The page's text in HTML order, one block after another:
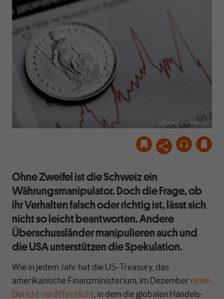
istock.com/Valeriya
Ohne Zweifel ist die Schweiz ein
Währungsmanipulator. Doch die Frage, ob
ihr Verhalten falsch oder richtig ist, lässt sich
nicht so leicht beantworten. Andere
Überschussländer manipulieren auch und
die USA unterstützen die Spekulation.
Wie in jedem Jahr hat die US-Treasury, das
amerikanische Finanzministerium, im Dezember einen
Bericht veröffentlicht, in dem die globalen Handels-